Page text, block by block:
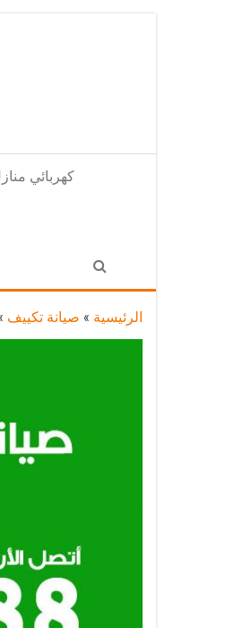
كهربائي
الرئيسية » صيانة تكييف